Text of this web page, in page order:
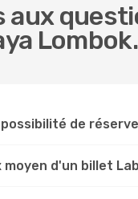
aux
Lombok.
de
moyen d'un billet